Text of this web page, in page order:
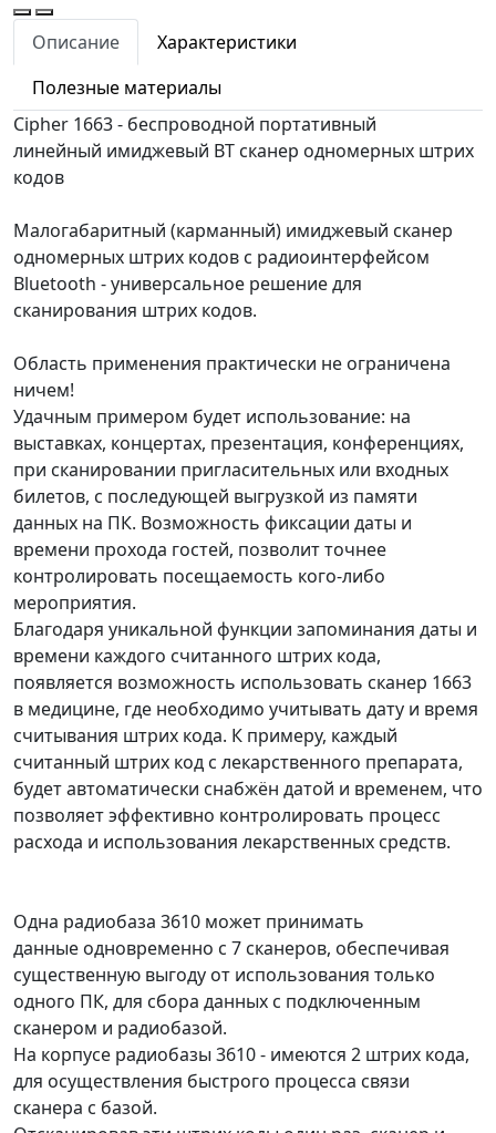
Описание
Характеристики
Полезные материалы
Cipher 1663 - беспроводной портативный
линейный имиджевый BT сканер одномерных штрих
кодов
Малогабаритный (карманный) имиджевый сканер
одномерных штрих кодов с радиоинтерфейсом
Bluetooth - универсальное решение для
сканирования штрих кодов.
Область применения практически не ограничена
ничем!
Удачным примером будет использование: на
выставках, концертах, презентация, конференциях,
при сканировании пригласительных или входных
билетов, с последующей выгрузкой из памяти
данных на ПК. Возможность фиксации даты и
времени прохода гостей, позволит точнее
контролировать посещаемость кого-либо
мероприятия.
Благодаря уникальной функции запоминания даты и
времени каждого считанного штрих кода,
появляется возможность использовать сканер 1663
в медицине, где необходимо учитывать дату и время
считывания штрих кода. К примеру, каждый
считанный штрих код с лекарственного препарата,
будет автоматически снабжён датой и временем, что
позволяет эффективно контролировать процесс
расхода и использования лекарственных средств.
Одна радиобаза 3610 может принимать
данные одновременно с 7 сканеров, обеспечивая
существенную выгоду от использования только
одного ПК, для сбора данных с подключенным
сканером и радиобазой.
На корпусе радиобазы 3610 - имеются 2 штрих кода,
для осуществления быстрого процесса связи
сканера с базой.